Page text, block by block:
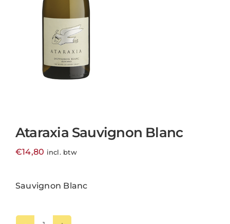
Ataraxia Sauvignon Blanc
€14,80 incl. btw
Sauvignon Blanc